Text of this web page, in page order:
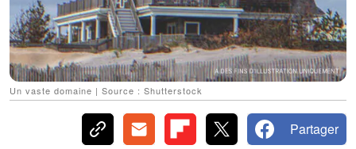
Un vaste domaine | Source : Shutterstock
Partager